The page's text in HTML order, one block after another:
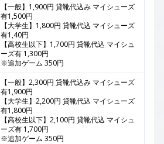
【一般】1,900円 貸靴代込み マイシューズ
有1,500円
【大学生】1,800円 貸靴代込 マイシューズ
有1,40円
【高校生以下】1,700円 貸靴代込 マイシュ
ーズ有 1,300円
※追加ゲーム 350円
【一般】2,300円 貸靴代込み マイシューズ
有1,900円
【大学生】2,200円 貸靴代込 マイシューズ
有1,800円
【高校生以下】2,100円 貸靴代込 マイシュ
ーズ有 1,700円
※追加ゲーム 350円